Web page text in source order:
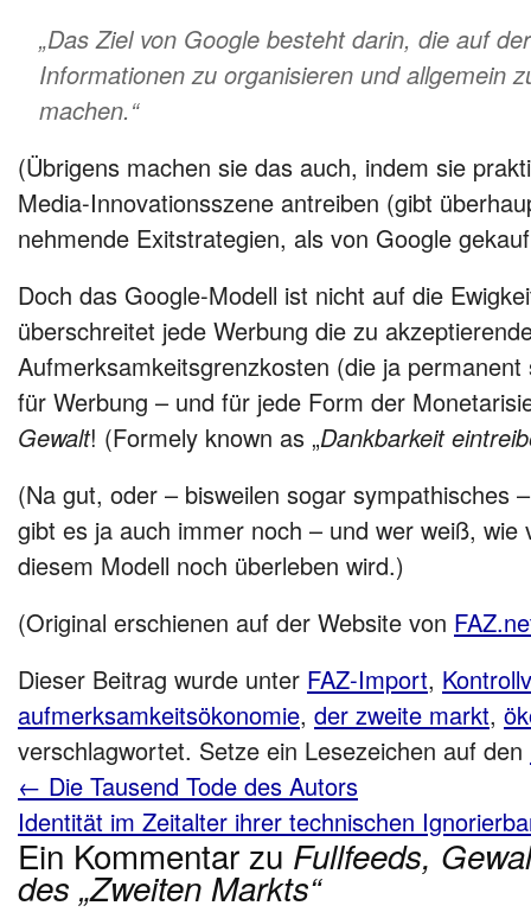
„Das Ziel von Google besteht darin, die auf
Informationen zu organisieren und allgemein
machen.“
(Übrigens machen sie das auch, indem sie
Media-Innovationsszene antreiben (gibt
nehmende Exitstrategien, als von Google
Doch das Google-Modell ist nicht auf die
überschreitet jede Werbung die zu
Aufmerksamkeitsgrenzkosten (die ja
für Werbung – und für jede Form der
Gewalt! (Formely known as „Dankbarkeit
(Na gut, oder – bisweilen sogar sympathisches
gibt es ja auch immer noch – und wer weiß, wie
diesem Modell noch überleben wird.)
(Original erschienen auf der Website von
Dieser Beitrag wurde unter FAZ-Import,
aufmerksamkeitsökonomie, der zweite markt,
verschlagwortet. Setze ein Lesezeichen auf den
← Die Tausend Tode des Autors
Identität im Zeitalter ihrer technischen
Ein Kommentar zu Fullfeeds,
des „Zweiten Markts“